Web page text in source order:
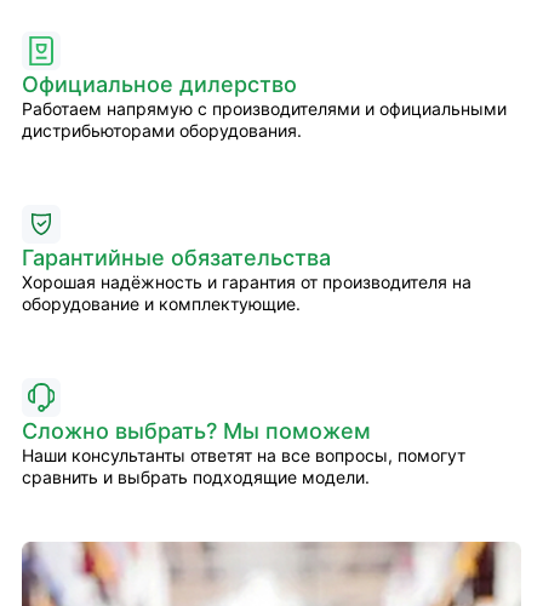
Официальное дилерство
Работаем напрямую с производителями и официальными
дистрибьюторами оборудования.
Гарантийные обязательства
Хорошая надёжность и гарантия от производителя на
оборудование и комплектующие.
Сложно выбрать? Мы поможем
Наши консультанты ответят на все вопросы, помогут
сравнить и выбрать подходящие модели.